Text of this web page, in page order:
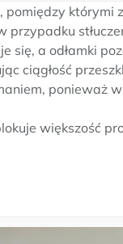
pomiędzy
przypadku
się, a odłamki
ciągłość
większość